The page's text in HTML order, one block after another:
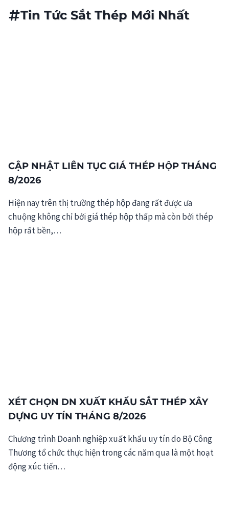
Tin Tức Sắt Thép Mới Nhất
CẬP NHẬT LIÊN TỤC GIÁ THÉP HỘP THÁNG
8/2026
Hiện nay trên thị trường thép hộp đang rất được ưa
chuộng không chỉ bởi giá thép hộp thấp mà còn bởi thép
hộp rất bền,…
XÉT CHỌN DN XUẤT KHẨU SẮT THÉP XÂY
DỰNG UY TÍN THÁNG 8/2026
Chương trình Doanh nghiệp xuất khẩu uy tín do Bộ Công
Thương tổ chức thực hiện trong các năm qua là một hoạt
động xúc tiến…